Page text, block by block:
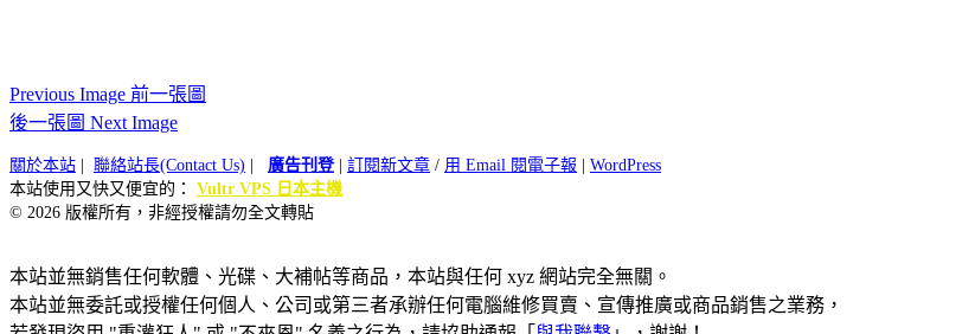
Previous Image 前一張圖
後一張圖 Next Image
關於本站 聯絡站長(Contact Us) 廣告刊登| 訂閱新文章 / 用 Email 閱電子報
WordPress
本站使用又快又便宜的： Vultr VPS 日本主機
© 2026 版權所有，非經授權請勿全文轉貼
本站並無銷售任何軟體、光碟、大補帖等商品，本站與任何 xyz 網站完全無關。
本站並無委託或授權任何個人、公司或第三者承辦任何電腦維修買賣、宣傳推廣或商品銷售之業務，